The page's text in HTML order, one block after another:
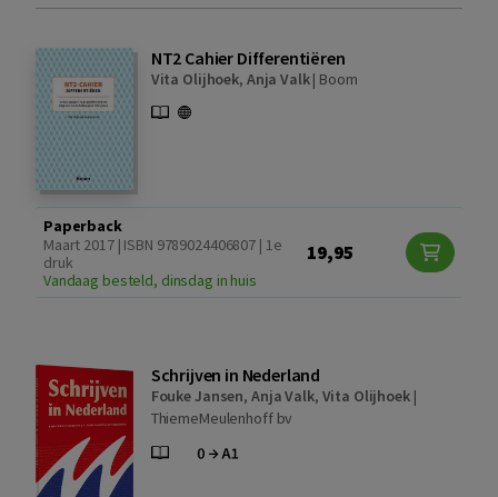
NT2 Cahier Differentiëren
Vita Olijhoek, Anja Valk| Boom
Paperback
Maart 2017 | ISBN 9789024406807 | 1e
druk
Vandaag besteld, dinsdag in huis
19,95
Schrijven in Nederland
Fouke Jansen, Anja Valk, Vita Olijhoek|
ThiemeMeulenhoff bv